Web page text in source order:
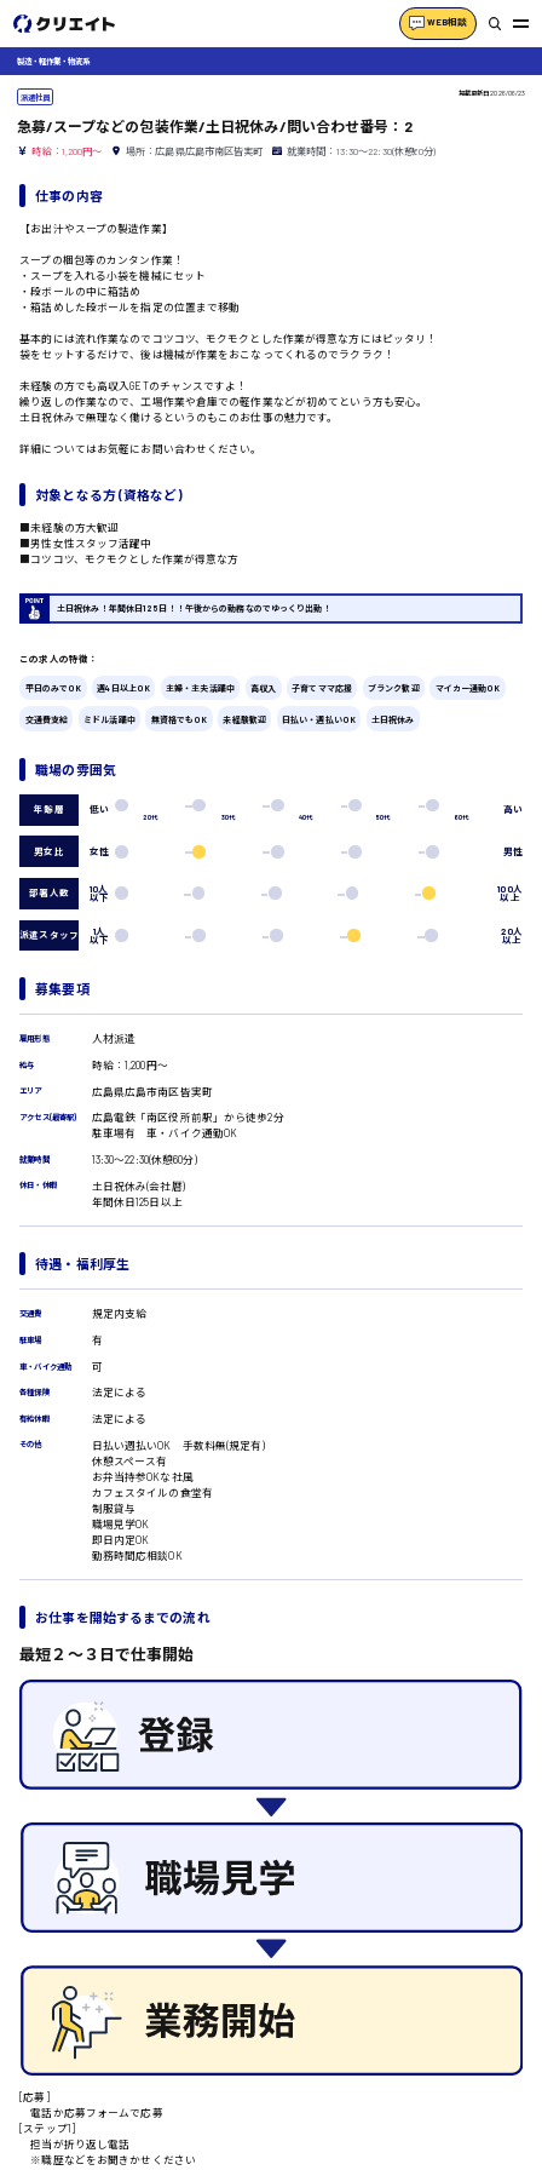
WEB相談
組立、加工
検品・包装・箱詰め
ピッキング・仕分け
介護・医療系
医師
介護職
オフィスワーク系
データ入力
一般事務
経理事務
営業事務
医療事務
翻訳、通訳
DTPオペレーター
CADオペレーター
校正・編集
システムエンジニア
プログラマー
カスタマーエンジニア
販売・サービス・フード系
ルート営業
その他の専門職
施工管理
自動車整備士
配送・ドライバー
広島市東区
広島市南区
広島市西区
広島市佐伯区
広島市安佐南区
広島市安芸区
山県郡
安芸太田町
安芸郡
日給9000円～
製造・軽作業・物流系
派遣社員 掲載更新日2026/06/23
急募/スープなどの包装作業/土日祝休み/問い合わせ番号：2
時給：1,200円～ 場所：広島県広島市南区皆実町 就業時間：13:30〜22:30(休憩60分)
仕事の内容
【お出汁やスープの製造作業】
スープの梱包等のカンタン作業！
・スープを入れる小袋を機械にセット
・段ボールの中に箱詰め
・箱詰めした段ボールを指定の位置まで移動
基本的には流れ作業なのでコツコツ、モクモクとした作業が得意な方にはピッタリ！
袋をセットするだけで、後は機械が作業をおこなってくれるのでラクラク！
未経験の方でも高収入GETのチャンスですよ！
繰り返しの作業なので、工場作業や倉庫での軽作業などが初めてという方も安心。
土日祝休みで無理なく働けるというのもこのお仕事の魅力です。
詳細についてはお気軽にお問い合わせください。
対象となる方 (資格など)
■未経験の方大歓迎
■男性女性スタッフ活躍中
■コツコツ、モクモクとした作業が得意な方
土日祝休み！年間休日125日！！午後からの勤務なのでゆっくり出勤！
この求人の特徴：
平日のみでOK 週4日以上OK 主婦・主夫活躍中 高収入 子育てママ応援 ブランク歓迎 マイカー通勤OK
交通費支給 ミドル活躍中 無資格でもOK 未経験歓迎 日払い・週払いOK 土日祝休み
職場の雰囲気
年齢層 低い
20代 30代 40代 50代 60代
高い
男女比 女性 男性
部署人数 10人
以下
100人
以上
派遣スタッフ 1人
以下
20人
以上
募集要項
雇用形態 人材派遣
給与 時給：1,200円～
エリア 広島県広島市南区皆実町
アクセス(最寄駅)
広島電鉄「南区役所前駅」から徒歩2分
駐車場有 車・バイク通勤OK
就業時間 13:30〜22:30(休憩60分)
休日・休暇
土日祝休み(会社暦)
年間休日125日以上
待遇・福利厚生
交通費 規定内支給
駐車場 有
車・バイク通勤 可
各種保険 法定による
有給休暇 法定による
その他
日払い週払いOK 手数料無(規定有)
休憩スペース有
お弁当持参OKな社風
カフェスタイルの食堂有
制服貸与
職場見学OK
即日内定OK
勤務時間応相談OK
お仕事を開始するまでの流れ
最短２〜３日で仕事開始
[応募]
電話か応募フォームで応募
[ステップ1]
担当が折り返し電話
※職歴などをお聞きかせください